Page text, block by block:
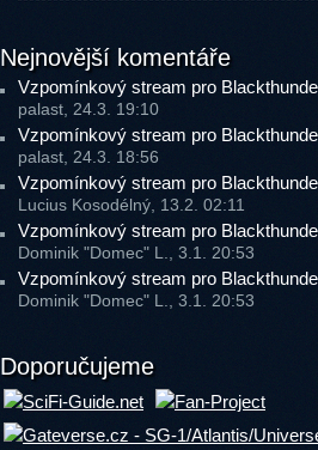
Nejnovější komentáře
Vzpomínkový stream pro
palast, 24.3. 19:10
Vzpomínkový stream pro
palast, 24.3. 18:56
Vzpomínkový stream pro
Lucius Kosodélný, 13.2. 02:11
Vzpomínkový stream pro
Dominik "Domec" L., 3.1. 20:53
Vzpomínkový stream pro
Dominik "Domec" L., 3.1. 20:53
Doporučujeme